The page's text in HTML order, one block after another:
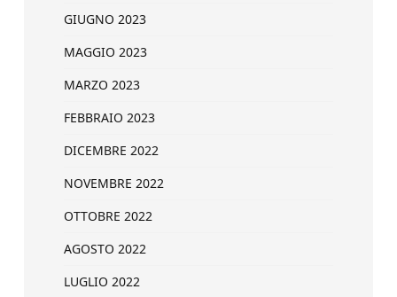
GIUGNO 2023
MAGGIO 2023
MARZO 2023
FEBBRAIO 2023
DICEMBRE 2022
NOVEMBRE 2022
OTTOBRE 2022
AGOSTO 2022
LUGLIO 2022